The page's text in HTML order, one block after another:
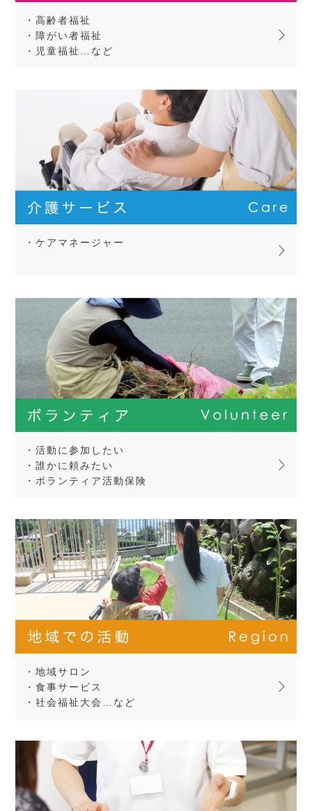
・高齢者福祉
・障がい者福祉
・児童福祉…など
・ケアマネージャー
・活動に参加したい
・誰かに頼みたい
・ボランティア活動保険
・地域サロン
・食事サービス
・社会福祉大会…など